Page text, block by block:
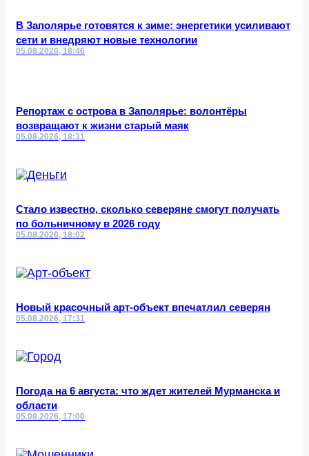
В Заполярье готовятся к зиме: энергетики усиливают
сети и внедряют новые технологии
05.08.2026, 18:46
Репортаж с острова в Заполярье: волонтёры
возвращают к жизни старый маяк
05.08.2026, 18:31
Стало известно, сколько северяне смогут получать
по больничному в 2026 году
05.08.2026, 18:02
Новый красочный арт-объект впечатлил северян
05.08.2026, 17:31
Погода на 6 августа: что ждет жителей Мурманска и
области
05.08.2026, 17:00